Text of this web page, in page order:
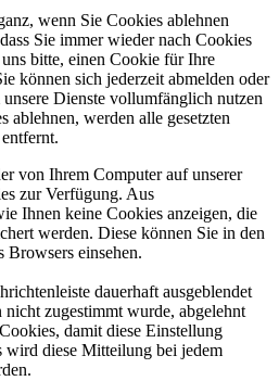
wenn Sie Cookies ablehnen
Sie immer wieder nach Cookies
bitte, einen Cookie für Ihre
können sich jederzeit abmelden oder
Dienste vollumfänglich nutzen
ablehnen, werden alle gesetzten
von Ihrem Computer auf unserer
zur Verfügung. Aus
Ihnen keine Cookies anzeigen, die
werden. Diese können Sie in den
Browsers einsehen.
dauerhaft ausgeblendet
zugestimmt wurde, abgelehnt
damit diese Einstellung
wird diese Mitteilung bei jedem